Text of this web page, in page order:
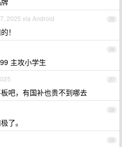
25
2025 via Android
！
26
主攻小学生
27
吧，有国补也贵不到哪去
28
了。
29